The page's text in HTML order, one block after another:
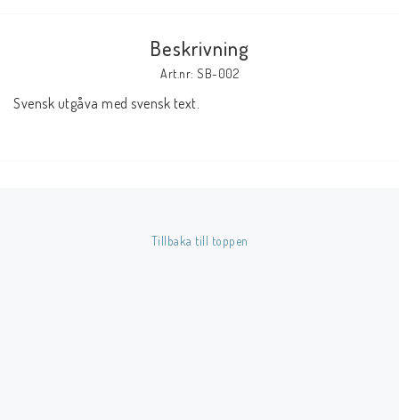
Kontaktformulär
Betala enkelt i förskott till konto i Nordea eller med Swish.
Beskrivning
Art.nr: SB-002
Svensk utgåva med svensk text.
Tillbaka till toppen